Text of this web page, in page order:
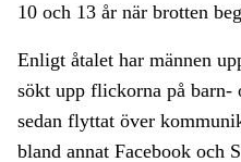
10 och 13 år när brotten
Enligt åtalet har männen
sökt upp flickorna på barn-
sedan flyttat över
bland annat Facebook och